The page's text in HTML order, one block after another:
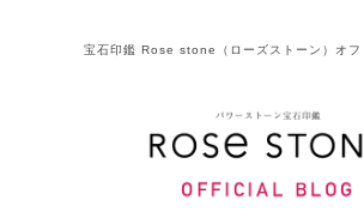
宝石印鑑 Rose stone（ローズストーン）オフ